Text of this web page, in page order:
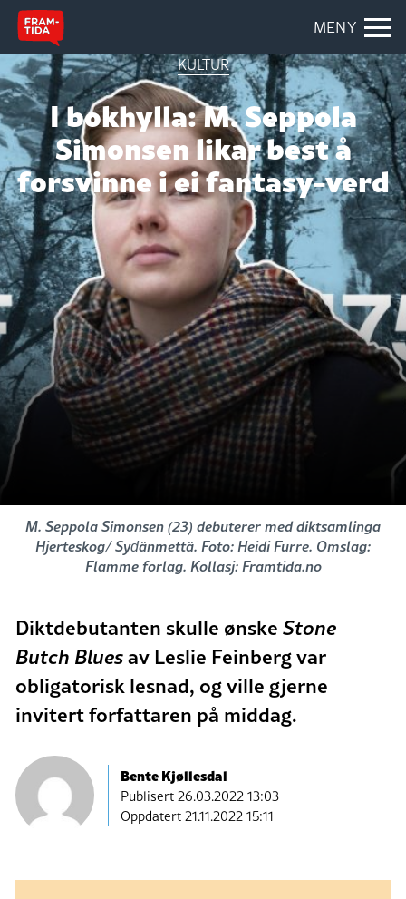
MENY
KULTUR
I bokhylla: M. Seppola
Simonsen likar best å
forsvinne i ei fantasy-verd
M. Seppola Simonsen (23) debuterer med diktsamlinga
Hjerteskog/ Syđänmettä. Foto: Heidi Furre. Omslag:
Flamme forlag. Kollasj: Framtida.no
Diktdebutanten skulle ønskeStone
Butch Bluesav Leslie Feinberg var
obligatorisk lesnad, og ville gjerne
invitert forfattaren på middag.
Bente Kjøllesdal
Publisert26.03.2022 13:03
Oppdatert 21.11.2022 15:11